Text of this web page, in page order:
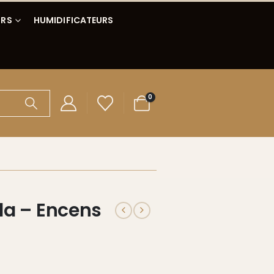
HUMIDIFICATEURS
0
– Encens